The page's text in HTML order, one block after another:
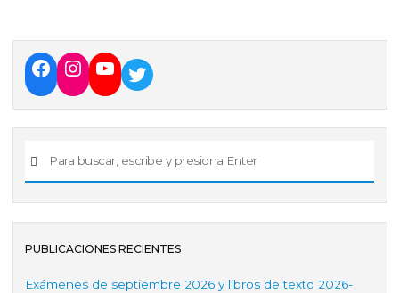
PUBLICACIONES RECIENTES
Exámenes de septiembre 2026 y libros de texto 2026-